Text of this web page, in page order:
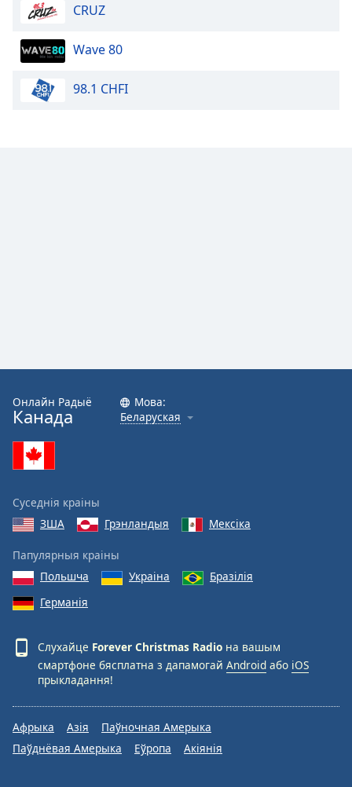
CRUZ
Wave 80
98.1 CHFI
Онлайн Радыё
Канада
Мова:
Беларуская
Суседнія краіны
ЗША
Грэнландыя Мексіка
Папулярныя краіны
Польшча
Украіна
Бразілія
Германія
Слухайце Forever Christmas Radio на вашым
смартфоне бясплатна з дапамогай Android або iOS
прыкладання!
Афрыка Азія
Паўночная Амерыка
Паўднёвая Амерыка
Еўропа Акіянія